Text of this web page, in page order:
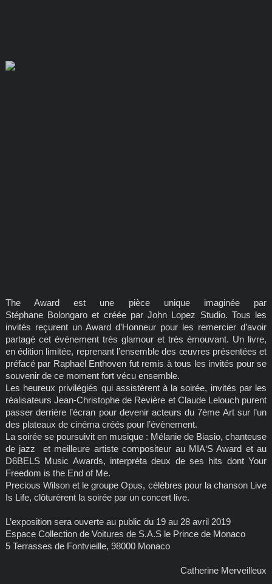
The Award est une pièce unique imaginée par
Stéphane Bolongaro et créée par John Lopez Studio. Tous les
invités reçurent un Award d’Honneur pour les remercier d’avoir
partagé cet événement très glamour et très émouvant. Un livre,
en édition limitée, reprenant l’ensemble des œuvres présentées et
préfacé par Raphaël Enthoven fut remis à tous les invités pour se
souvenir de ce moment fort vécu ensemble.
Les heureux privilégiés qui assistèrent à la soirée, invités par les
réalisateurs Jean-Christophe de Revière et Claude Lelouch purent
passer derrière l’écran pour devenir acteurs du 7ème Art sur l’un
des plateaux de cinéma créés pour l’évènement.
La soirée se poursuivit en musique : Mélanie de Biasio, chanteuse
de jazz et meilleure artiste compositeur au MIA‘S Award et au
D6BELS Music Awards, interpréta deux de ses hits dont Your
Freedom is the End of Me.
Precious Wilson et le groupe Opus, célèbres pour la chanson Live
Is Life, clôturèrent la soirée par un concert live.
L’exposition sera ouverte au public du 19 au 28 avril 2019
Espace Collection de Voitures de S.A.S le Prince de Monaco
5 Terrasses de Fontvieille, 98000 Monaco
Catherine Merveilleux